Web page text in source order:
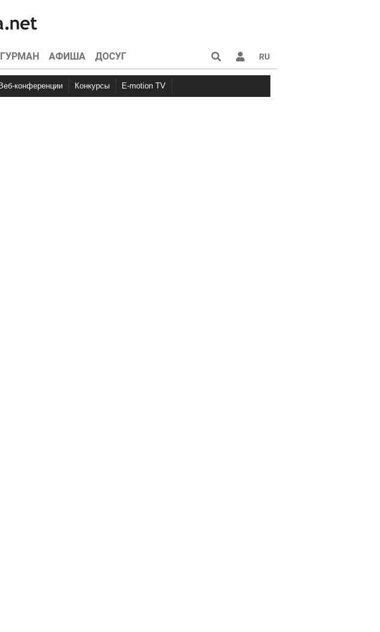
ГУРМАН АФИША ДОСУГ RU
Веб-конференции Конкурсы E-motion TV